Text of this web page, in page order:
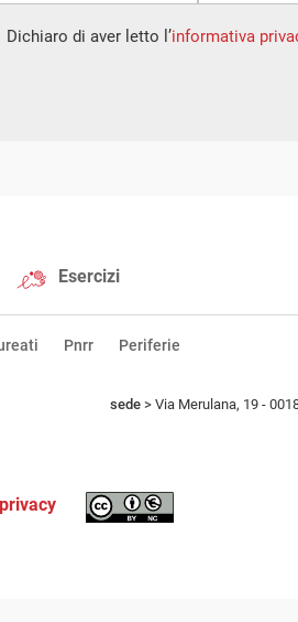
Dichiaro di aver letto l’informativa
Esercizi
Pnrr Periferie
sede > Via Merulana, 19 -